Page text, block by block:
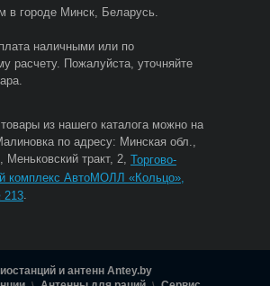
в городе Минск, Беларусь.
наличными или по
расчету. Пожалуйста, уточняйте
из нашего каталога можно на
по адресу: Минская обл.,
Меньковский тракт, 2, Торгово-
комплекс АвтоМОЛЛ «Кольцо»,
213.
и антенн Antey.by